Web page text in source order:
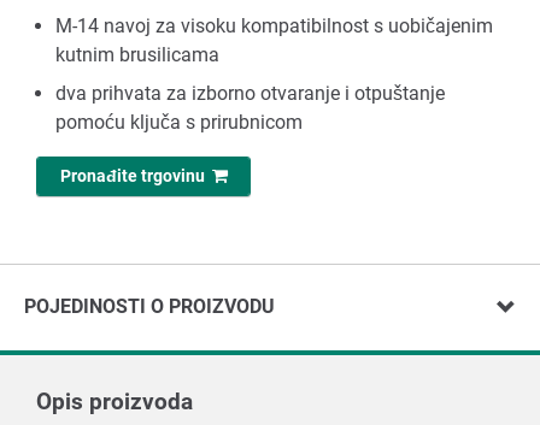
M-14 navoj za visoku kompatibilnost s uobičajenim
kutnim brusilicama
dva prihvata za izborno otvaranje i otpuštanje
pomoću ključa s prirubnicom
Pronađite trgovinu
POJEDINOSTI O PROIZVODU
Opis proizvoda